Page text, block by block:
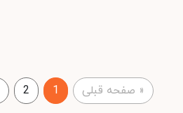
« صفحه قبلی 1
2